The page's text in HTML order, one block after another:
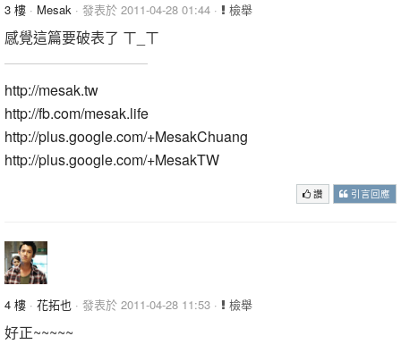
3 樓 · Mesak · 發表於 2011-04-28 01:44 · 檢舉
感覺這篇要破表了 ㄒ_ㄒ
http://mesak.tw
http://fb.com/mesak.life
http://plus.google.com/+MesakChuang
http://plus.google.com/+MesakTW
讚 引言回應
4 樓 · 花拓也 · 發表於 2011-04-28 11:53 · 檢舉
好正~~~~~